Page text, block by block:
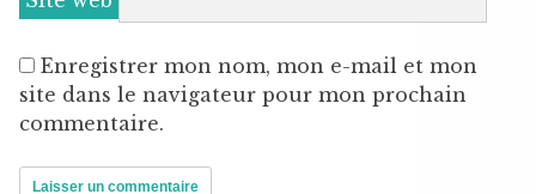
Enregistrer mon nom, mon e-mail et mon
site dans le navigateur pour mon prochain
commentaire.